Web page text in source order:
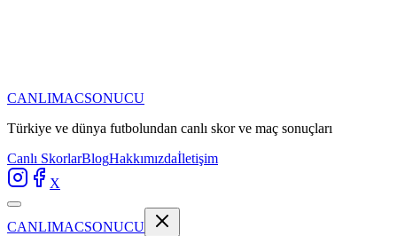
CANLIMACSONUCU
Türkiye ve dünya futbolundan canlı skor ve maç sonuçları
Canlı SkorlarBlogHakkımızdaİletişim
X
CANLIMACSONUCU